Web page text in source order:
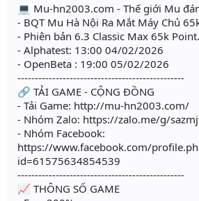
💻 Mu-hn2003.com - Thế giới Mu
- BQT Mu Hà Nội Ra Mắt Máy Chủ
- Phiên bản 6.3 Classic Max 65k Point.
- Alphatest: 13:00 04/02/2026
- OpenBeta : 19:00 05/02/2026
------------------------------------------------
🔗 TẢI GAME - CỘNG ĐỒNG
- Tải Game: http://mu-hn2003.com/
- Nhóm Zalo: https://zalo.me/g/
- Nhóm Facebook:
https://www.facebook.com/
id=61575634854539
------------------------------------------------
📈 THÔNG SỐ GAME